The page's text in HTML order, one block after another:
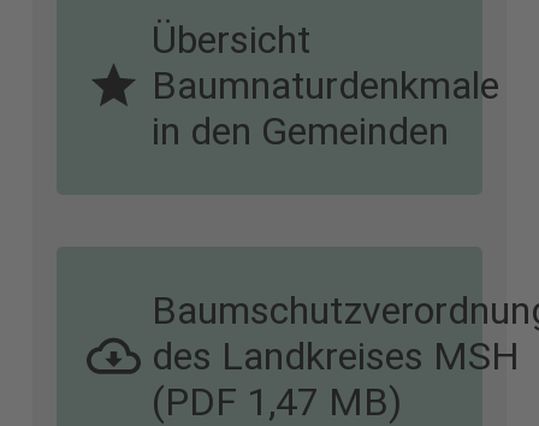
Übersicht
Baumnaturdenkmale
in den Gemeinden
des Landkreises MSH
(PDF 1,47 MB)